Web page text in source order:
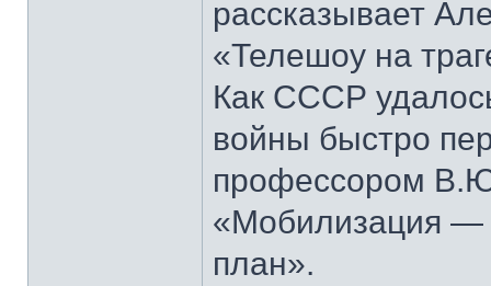
рассказывает
«Телешоу на
Как СССР
войны быстро
профессором
«Мобилизация —
план».